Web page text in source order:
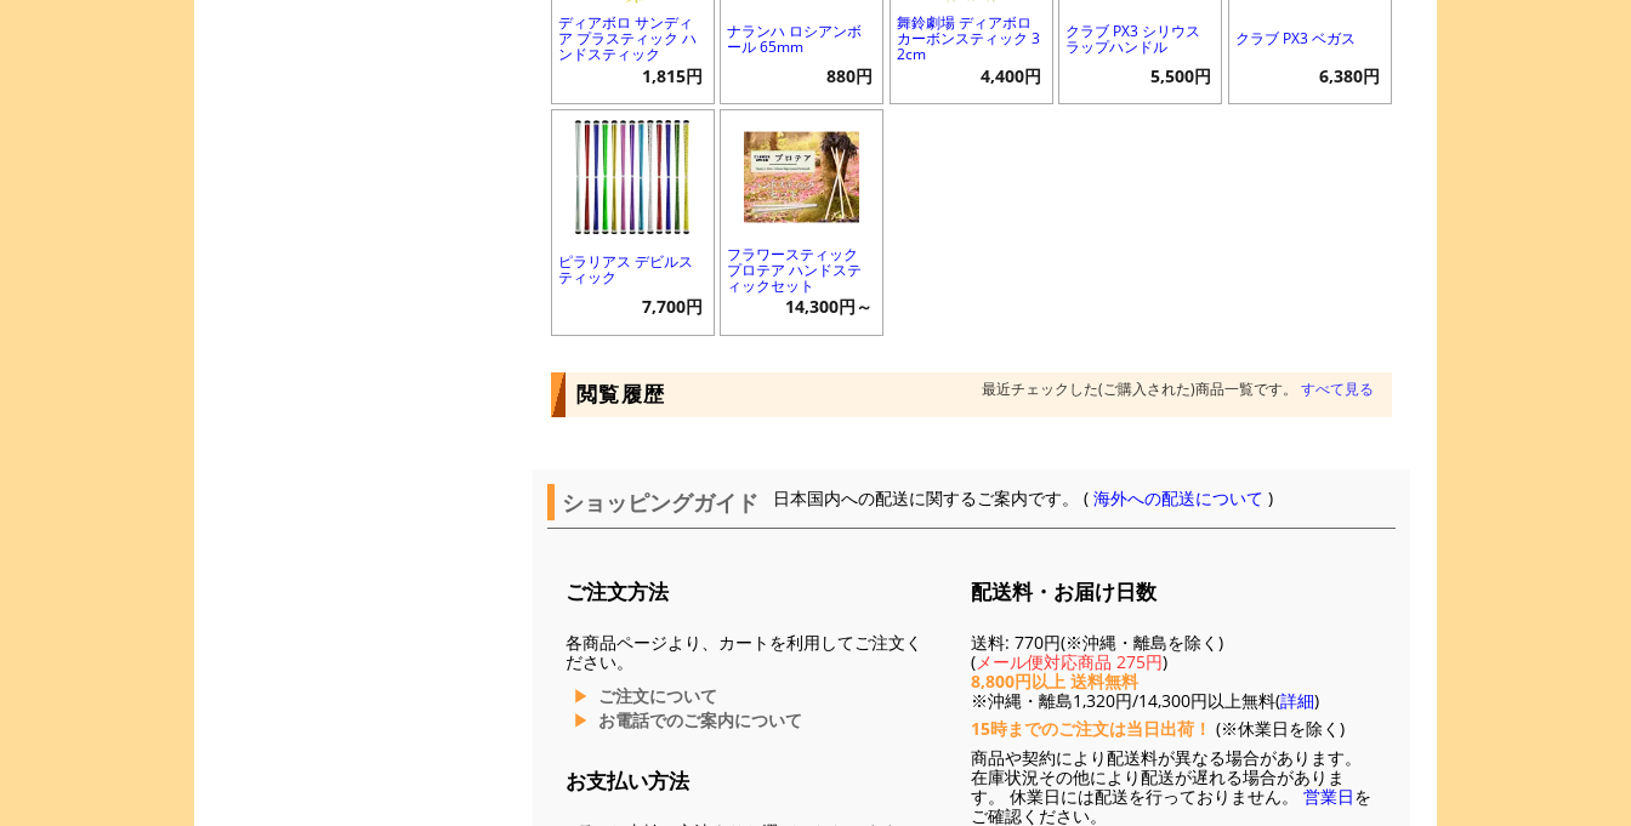
ディアボロ サンディ
ア プラスティック ハ
ンドスティック
1,815円
ナランハ ロシアンボ
ール 65mm
880円
舞鈴劇場 ディアボロ
カーボンスティック 3
2cm
4,400円
クラブ PX3 シリウス
ラップハンドル
5,500円
クラブ PX3 ベガス
6,380円
ピラリアス デビルス
ティック
7,700円
フラワースティック
プロテア ハンドステ
ィックセット
14,300円～
閲覧履歴 最近チェックした(ご購入された)商品一覧です。 すべて見る
ショッピングガイド 日本国内への配送に関するご案内です。 (海外への配送について )
ご注文方法
各商品ページより、カートを利用してご注文く
ださい。
ご注文について
お電話でのご案内について
お支払い方法
配送料・お届け日数
送料: 770円(※沖縄・離島を除く)
( メール便対応商品 275円)
8,800円以上 送料無料
※沖縄・離島1,320円/14,300円以上無料(詳細)
15時までのご注文は当日出荷！ (※休業日を除く)
商品や契約により配送料が異なる場合があります。
在庫状況その他により配送が遅れる場合がありま
す。 休業日には配送を行っておりません。 営業日を
ご確認ください。